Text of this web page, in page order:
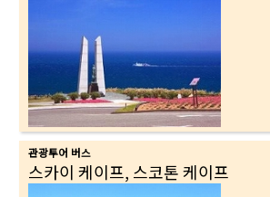
관광투어 버스
스카이 케이프, 스코톤 케이프